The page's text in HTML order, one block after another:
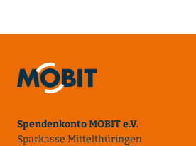
Spendenkonto MOBIT e.V.
Sparkasse Mittelthüringen